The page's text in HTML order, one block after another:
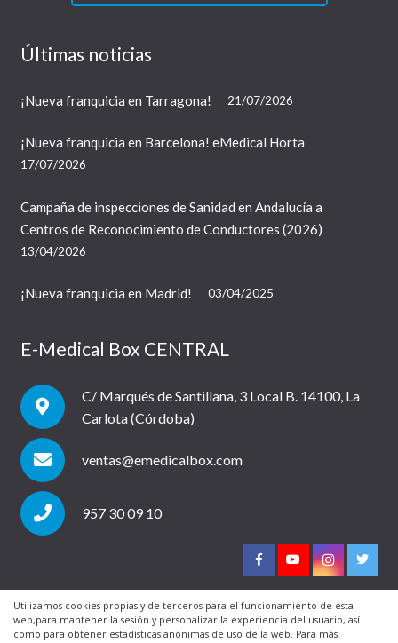
Utilizamos cookies propias y de terceros para el funcionamiento de esta
web,para mantener la sesión y personalizar la experiencia del usuario, así
como para obtener estadísticas anónimas de uso de la web. Para más
Últimas noticias
¡Nueva franquicia en Tarragona! 21/07/2026
¡Nueva franquicia en Barcelona! eMedical Horta
17/07/2026
Campaña de inspecciones de Sanidad en Andalucía a
Centros de Reconocimiento de Conductores (2026)
13/04/2026
¡Nueva franquicia en Madrid! 03/04/2025
E-Medical Box CENTRAL
C/ Marqués de Santillana, 3 Local B. 14100, La
Carlota (Córdoba)
ventas@emedicalbox.com
957 30 09 10
© 2019 Todos los derechos reservados. Una web de